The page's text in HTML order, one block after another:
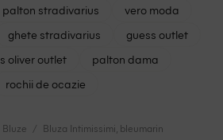
palton stradivarius
vero moda
ghete stradivarius
guess outlet
s oliver outlet
palton dama
rochii de ocazie
Bluze Bluza Intimissimi, bleumarin